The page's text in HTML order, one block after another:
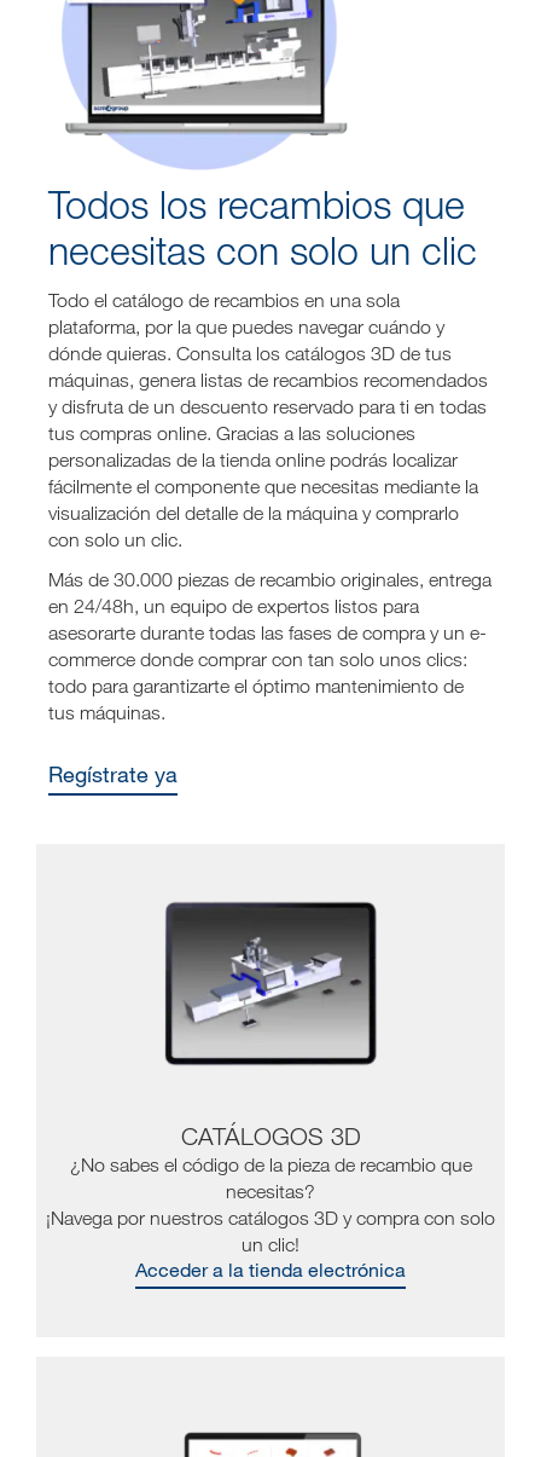
Todos los recambios que
necesitas con solo un clic
Todo el catálogo de recambios en una sola
plataforma, por la que puedes navegar cuándo y
dónde quieras. Consulta los catálogos 3D de tus
máquinas, genera listas de recambios recomendados
y disfruta de un descuento reservado para ti en todas
tus compras online. Gracias a las soluciones
personalizadas de la tienda online podrás localizar
fácilmente el componente que necesitas mediante la
visualización del detalle de la máquina y comprarlo
con solo un clic.
Más de 30.000 piezas de recambio originales, entrega
en 24/48h, un equipo de expertos listos para
asesorarte durante todas las fases de compra y un e-
commerce donde comprar con tan solo unos clics:
todo para garantizarte el óptimo mantenimiento de
tus máquinas.
Regístrate ya
CATÁLOGOS 3D
¿No sabes el código de la pieza de recambio que
necesitas?
¡Navega por nuestros catálogos 3D y compra con solo
un clic!
Acceder a la tienda electrónica